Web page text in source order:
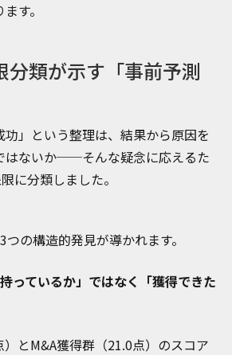
す。
分類が示す「事前予測
功」という整理は、結果から原因を
はないか──そんな疑念に応えるた
に分類しました。
の構造的発見が導かれます。
っているか」ではなく「獲得できた
とM&A獲得群（21.0点）のスコア